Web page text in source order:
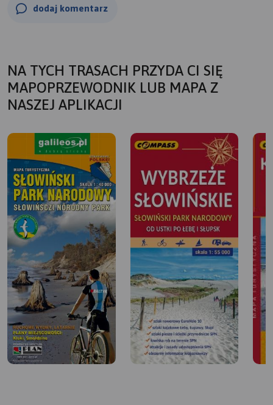
dodaj komentarz
NA TYCH TRASACH PRZYDA CI SIĘ
MAPOPRZEWODNIK LUB MAPA Z
NASZEJ APLIKACJI